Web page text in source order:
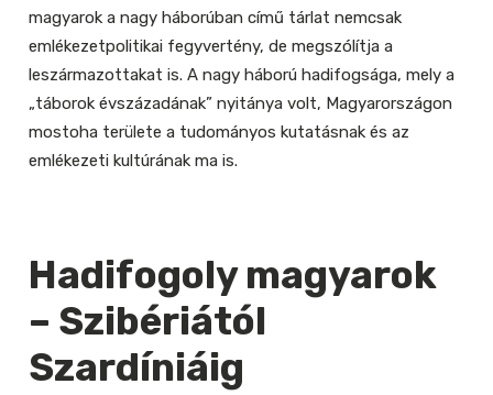
magyarok a nagy háborúban című tárlat nemcsak
emlékezetpolitikai fegyvertény, de megszólítja a
leszármazottakat is. A nagy háború hadifogsága, mely a
„táborok évszázadának” nyitánya volt, Magyarországon
mostoha területe a tudományos kutatásnak és az
emlékezeti kultúrának ma is.
Hadifogoly magyarok
– Szibériától
Szardíniáig